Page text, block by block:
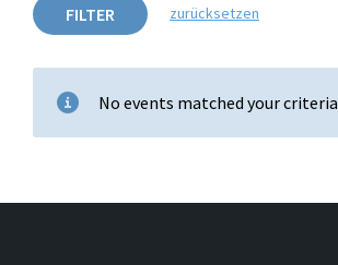
FILTER zurücksetzen
No events matched your criteria